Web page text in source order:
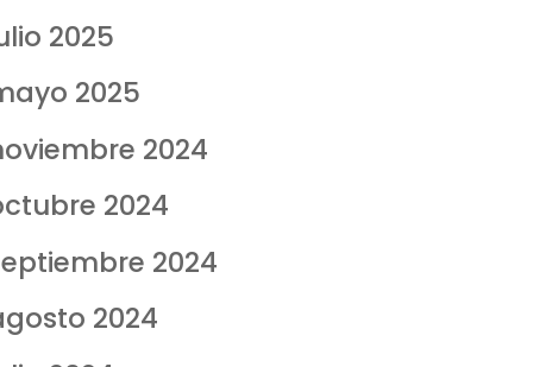
2025
2025
2024
2024
2024
2024